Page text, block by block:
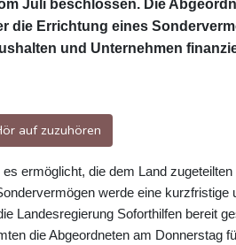
Juli beschlossen. Die
die Errichtung eines
und Unternehmen
auf zuzuhören
ermöglicht, die dem Land
werde eine kurzfristige
Landesregierung Soforthilfen bereit
die Abgeordneten am Donnerstag